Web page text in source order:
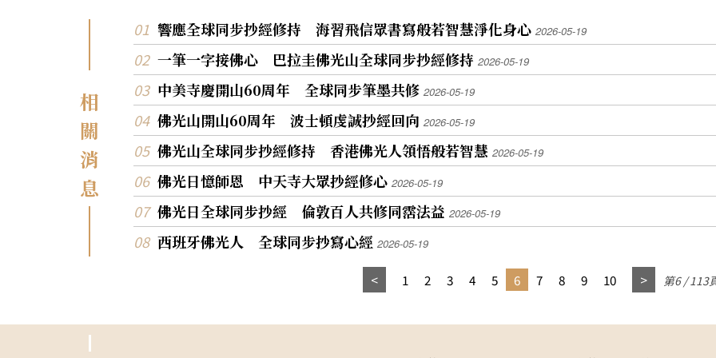
相
關
消
息
響應全球同步抄經修持 海習飛信眾書寫般若智慧淨化身心 2026-05-19
一筆一字接佛心 巴拉圭佛光山全球同步抄經修持 2026-05-19
中美寺慶開山60周年 全球同步筆墨共修 2026-05-19
佛光山開山60周年 波士頓虔誠抄經回向 2026-05-19
佛光山全球同步抄經修持 香港佛光人領悟般若智慧 2026-05-19
佛光日憶師恩 中天寺大眾抄經修心 2026-05-19
佛光日全球同步抄經 倫敦百人共修同霑法益 2026-05-19
西班牙佛光人 全球同步抄寫心經 2026-05-19
1 2 3 4 5 6 7 8 9 10 第6 / 113